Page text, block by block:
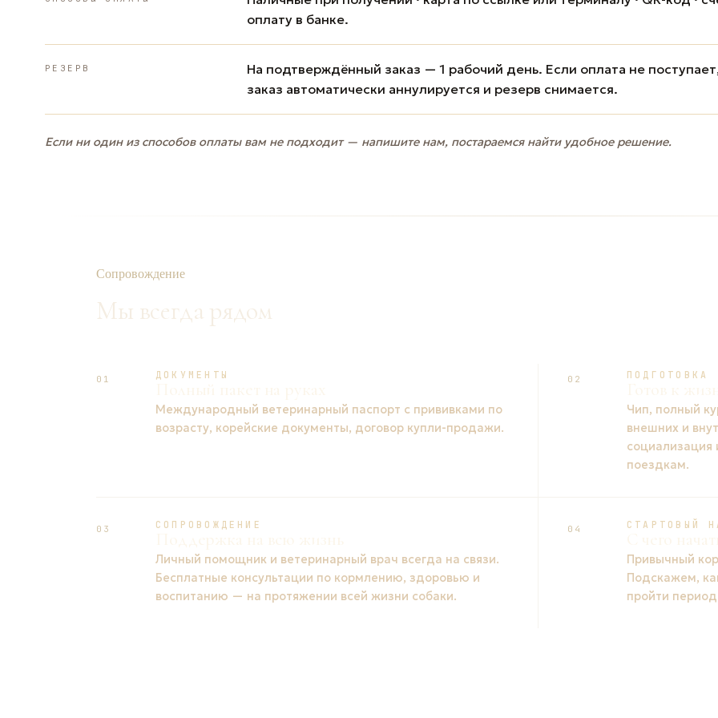
оплату в банке.
РЕЗЕРВ
На подтверждённый заказ — 1 рабочий день. Если оплата не
заказ автоматически аннулируется и резерв снимается.
Если ни один из способов оплаты вам не подходит — напишите нам, постараемся найти удобное решение.
Сопровождение
Мы всегда рядом
01 ДОКУМЕНТЫ
Международный ветеринарный паспорт с прививками по
возрасту, корейские документы, договор купли-продажи.
02 ПОДГОТОВКА
Чип, полный
внешних и
социализация
поездкам.
03 СОПРОВОЖДЕНИЕ
Личный помощник и ветеринарный врач всегда на связи.
Бесплатные консультации по кормлению, здоровью и
воспитанию — на протяжении всей жизни собаки.
04 СТАРТОВЫЙ
Привычный
Подскажем,
пройти